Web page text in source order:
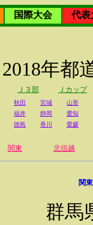
国際大会
代表
2018年都
Ｊ３部 Ｊカップ
秋田 宮城
山形
福井 静岡
愛知
徳島 香川 愛媛
関東 北信越
関
群馬